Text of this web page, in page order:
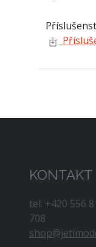
KONTAKT
tel. +420 556
708